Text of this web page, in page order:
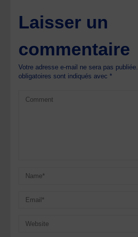
Laisser un
commentaire
Votre adresse e-mail ne sera pas publiée.
obligatoires sont indiqués avec*